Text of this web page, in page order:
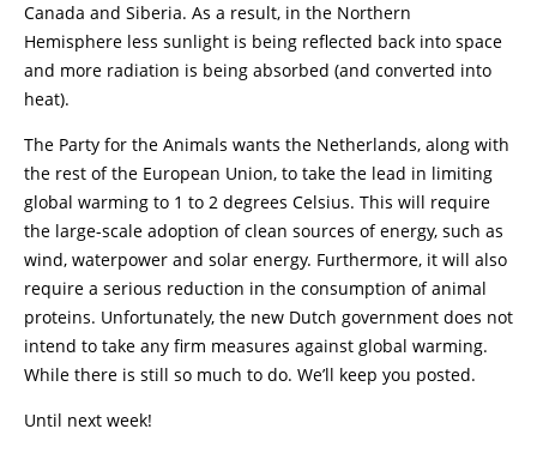
Canada and Siberia. As a result, in the Northern
Hemisphere less sunlight is being reflected back into space
and more radiation is being absorbed (and converted into
heat).
The Party for the Animals wants the Netherlands, along with
the rest of the European Union, to take the lead in limiting
global warming to 1 to 2 degrees Celsius. This will require
the large-scale adoption of clean sources of energy, such as
wind, waterpower and solar energy. Furthermore, it will also
require a serious reduction in the consumption of animal
proteins. Unfortunately, the new Dutch government does not
intend to take any firm measures against global warming.
While there is still so much to do. We’ll keep you posted.
Until next week!